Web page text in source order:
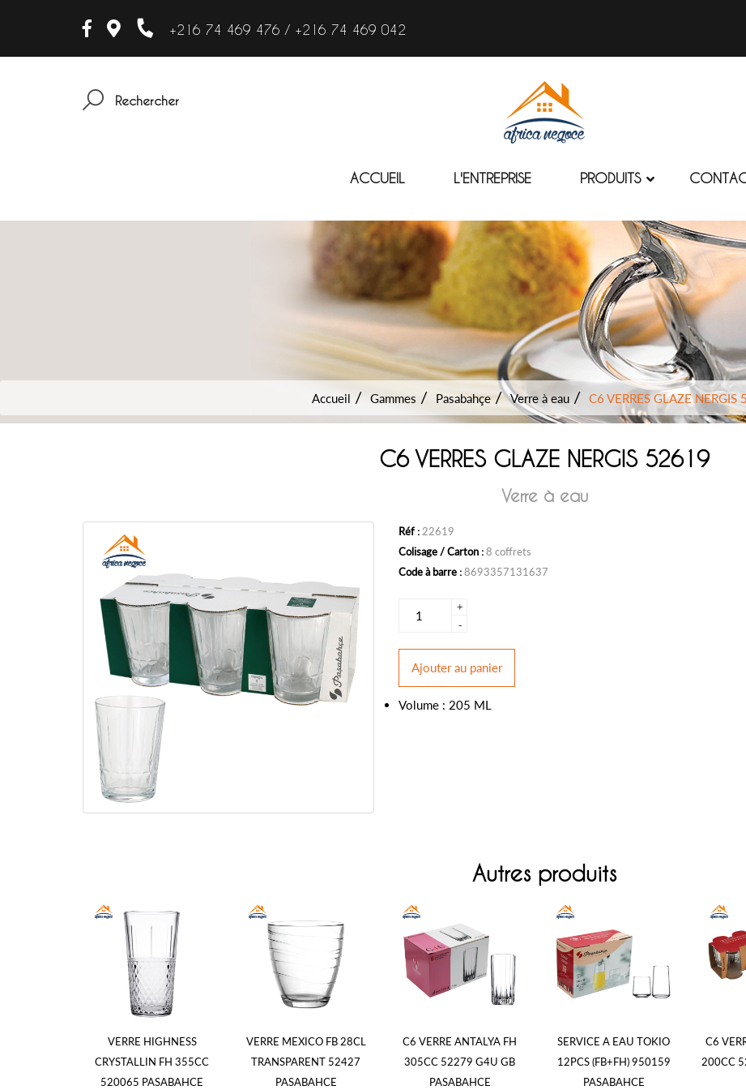
+216 74 469 476 / +216 74 469 042
Rechercher
ACCUEIL L'ENTREPRISE PRODUITS
Accueil Gammes Pasabahçe Verre à eau C6 VERRES GLAZE NERGIS
C6 VERRES GLAZE NERGIS 52619
Verre à eau
Réf : 22619
Colisage / Carton :8 coffrets
Code à barre :8693357131637
+
-
Ajouterau panier
Volume : 205 ML
Autres produits
VERRE HIGHNESS
CRYSTALLIN FH 355CC
520065 PASABAHCE
VERRE MEXICO FB 28CL
TRANSPARENT 52427
PASABAHCE
C6 VERRE ANTALYA FH
305CC 52279 G4U GB
PASABAHCE
SERVICE A EAU TOKIO
12PCS (FB+FH) 950159
PASABAHCE
C6
200CC